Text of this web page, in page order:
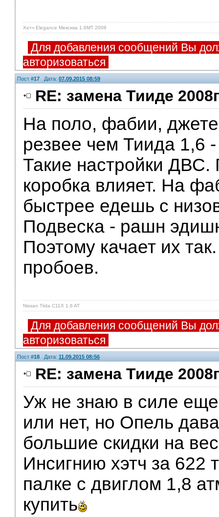
Хетч Elegance Мексика 1.6MT 2008
Для добавления сообщений Вы
авторизоваться
Пост #17 Дата: 07.09.2015 08:59
RE: замена Тииде
На поло, фабии,
резвее чем Тиида 1,6
Такие настройки
коробка влияет. На
быстрее едешь с
Подвеска - рашн
Поэтому качает их
пробоев.
Nissan Tiida C11X 1,6 AT
Для добавления сообщений Вы
авторизоваться
Пост #18 Дата: 11.09.2015 08:56
RE: замена Тииде
Уж не знаю в силе
или нет, но Опель
большие скидки на
Инсигнию хэтч за 622
палке с двиглом 1,8
купить